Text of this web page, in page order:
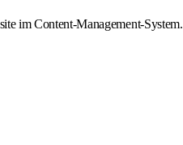
im Content-Management-System.